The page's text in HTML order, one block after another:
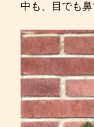
中も、目でも